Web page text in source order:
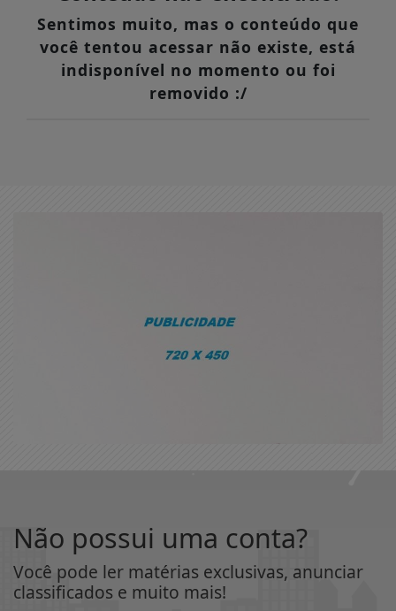
Sentimos muito, mas o conteúdo que
você tentou acessar não existe, está
indisponível no momento ou foi
removido :/
Não possui uma conta?
Você pode ler matérias exclusivas, anunciar
classificados e muito mais!